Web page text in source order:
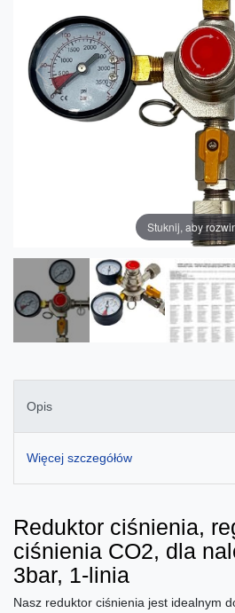
Stuknij, aby
Opis
Więcej szczegółów
Reduktor ciśnienia,
ciśnienia CO2, dla
3bar, 1-linia
Nasz reduktor ciśnienia jest idealnym